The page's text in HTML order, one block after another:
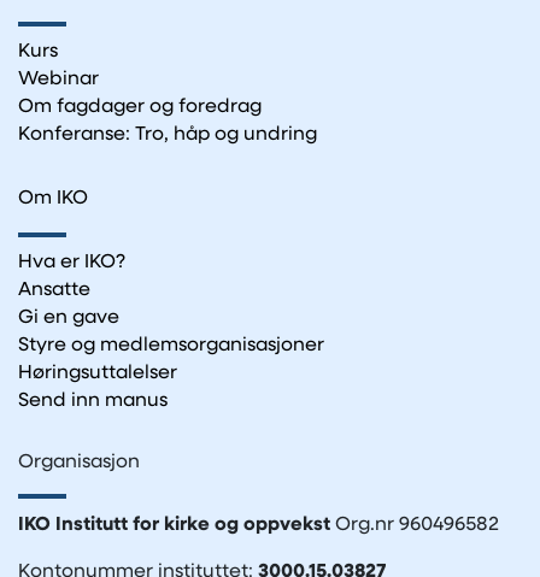
Kurs
Webinar
Om fagdager og foredrag
Konferanse: Tro, håp og undring
Om IKO
Hva er IKO?
Ansatte
Gi en gave
Styre og medlemsorganisasjoner
Høringsuttalelser
Send inn manus
Organisasjon
IKO Institutt for kirke og oppvekst Org.nr 960496582
Kontonummer instituttet: 3000.15.03827